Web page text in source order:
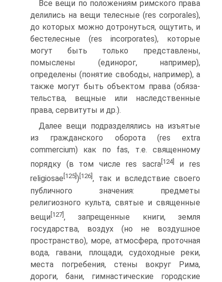
Все вещи по положениям римского права
делились на вещи телесные (res corporales),
до которых можно дотронуться, ощутить, и
бестелесные (res incorporates), которые
могут быть только пред­ставлены,
помыслены (единорог, например),
определены (понятие свободы, например), а
также могут быть объектом права (обяза­
тельства, вещные или наследственные
права, сервитуты и др.).
Далее вещи подразделялись на изъятые
из гражданского обо­рота (res extra
commercium) как по fas, т.е. священному
порядку (в том числе res sacra [124]
и res
religiosae [125] ) [126] , так и вследствие сво­его
публичного значения: предметы
религиозного культа, святые и священные
вещи [127], запрещенные книги, земля
государства, воз­дух (но не воздушное
пространство), море, атмосфера, проточная
вода, гавани, площади, судоходные реки,
места погребения, стены вокруг Рима,
дороги, бани, гимнастические городские